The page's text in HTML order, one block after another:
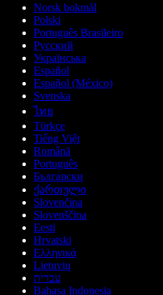
Norsk bokmål
Polski
Português Brasileiro
Русский
Українська
Español
Español (México)
Svenska
ไทย
Türkçe
Tiếng Việt
Română
Português
Български
ქართული
Slovenčina
Slovenščina
Eesti
Hrvatski
Ελληνικά
Lietuvių
עברית
Bahasa Indonesia